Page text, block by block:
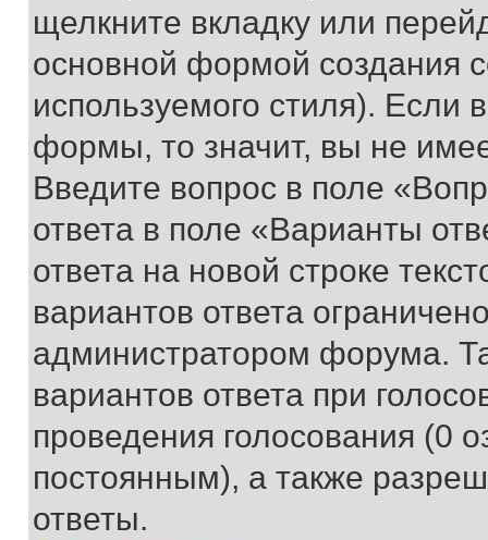
щелкните вкладку или
основной формой создания
используемого стиля). Если
формы, то значит, вы не
Введите вопрос в поле
ответа в поле «Варианты
ответа на новой строке
вариантов ответа
администратором форума.
вариантов ответа при
проведения голосования (0
постоянным), а также
ответы.